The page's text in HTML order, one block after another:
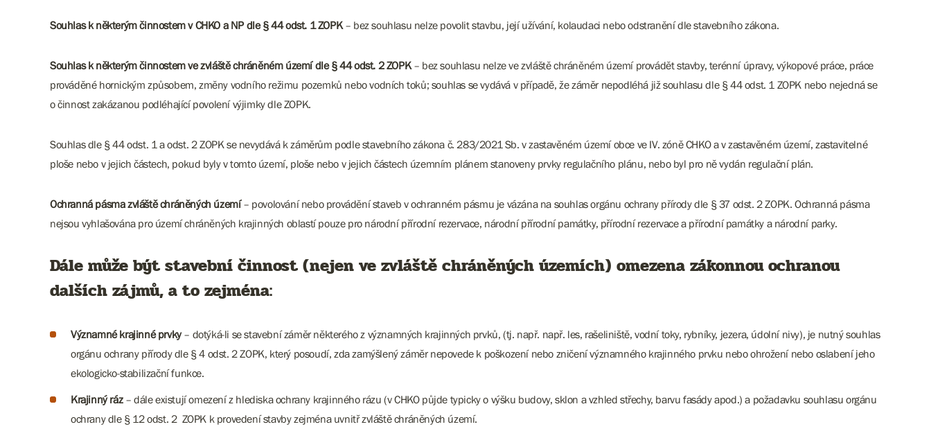
Souhlas k některým činnostem v CHKO a NP dle § 44 odst. 1 ZOPK– bez souhlasu nelze povolit stavbu, její užívání, kolaudaci nebo odstranění dle stavebního zákona.
Souhlas k některým činnostem ve zvláště chráněném území dle § 44 odst. 2 ZOPK– bez souhlasu nelze ve zvláště chráněném území provádět stavby, terénní úpravy, výkopové práce, práce
prováděné hornickým způsobem, změny vodního režimu pozemků nebo vodních toků; souhlas se vydává v případě, že záměr nepodléhá již souhlasu dle § 44 odst. 1 ZOPK nebo nejedná se
o činnost zakázanou podléhající povolení výjimky dle ZOPK.
Souhlas dle § 44 odst. 1 a odst. 2 ZOPK se nevydává k záměrům podle stavebního zákona č. 283/2021 Sb. v zastavěném území obce ve IV. zóně CHKO a v zastavěném území, zastavitelné
ploše nebo v jejich částech, pokud byly v tomto území, ploše nebo v jejich částech územním plánem stanoveny prvky regulačního plánu, nebo byl pro ně vydán regulační plán.
Ochranná pásma zvláště chráněných území– povolování nebo provádění staveb v ochranném pásmu je vázána na souhlas orgánu ochrany přírody dle § 37 odst. 2 ZOPK. Ochranná pásma
nejsou vyhlašována pro území chráněných krajinných oblastí pouze pro národní přírodní rezervace, národní přírodní památky, přírodní rezervace a přírodní památky a národní parky.
Dále může být stavební činnost (nejen ve zvláště chráněných územích) omezena zákonnou ochranou
dalších zájmů, a to zejména:
Významné krajinné prvky– dotýká-li se stavební záměr některého z významných krajinných prvků, (tj. např. např. les, rašeliniště, vodní toky, rybníky, jezera, údolní nivy), je nutný souhlas
orgánu ochrany přírody dle § 4 odst. 2 ZOPK, který posoudí, zda zamýšlený záměr nepovede k poškození nebo zničení významného krajinného prvku nebo ohrožení nebo oslabení jeho
ekologicko-stabilizační funkce.
Krajinný ráz– dále existují omezení z hlediska ochrany krajinného rázu (v CHKO půjde typicky o výšku budovy, sklon a vzhled střechy, barvu fasády apod.) a požadavku souhlasu orgánu
ochrany dle § 12 odst. 2 ZOPK k provedení stavby zejména uvnitř zvláště chráněných území.